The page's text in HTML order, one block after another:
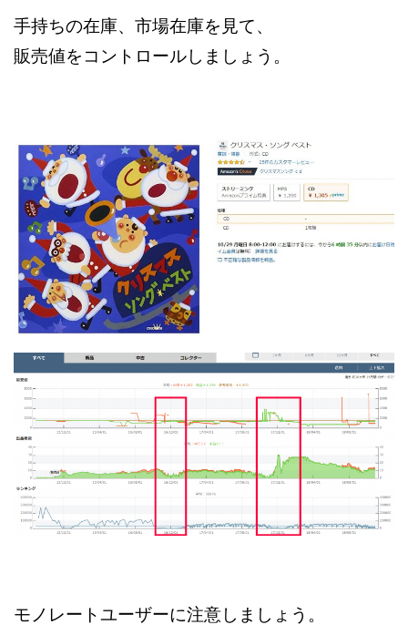
手持ちの在庫、市場在庫を見て、
販売値をコントロールしましょう。
モノレートユーザーに注意しましょう。